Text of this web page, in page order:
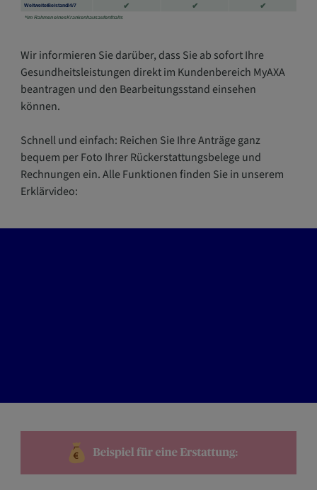
Wir informieren Sie darüber, dass Sie ab sofort Ihre
Gesundheitsleistungen direkt im Kundenbereich MyAXA
beantragen und den Bearbeitungsstand einsehen
können.
Schnell und einfach: Reichen Sie Ihre Anträge ganz
bequem per Foto Ihrer Rückerstattungsbelege und
Rechnungen ein. Alle Funktionen finden Sie in unserem
Erklärvideo: